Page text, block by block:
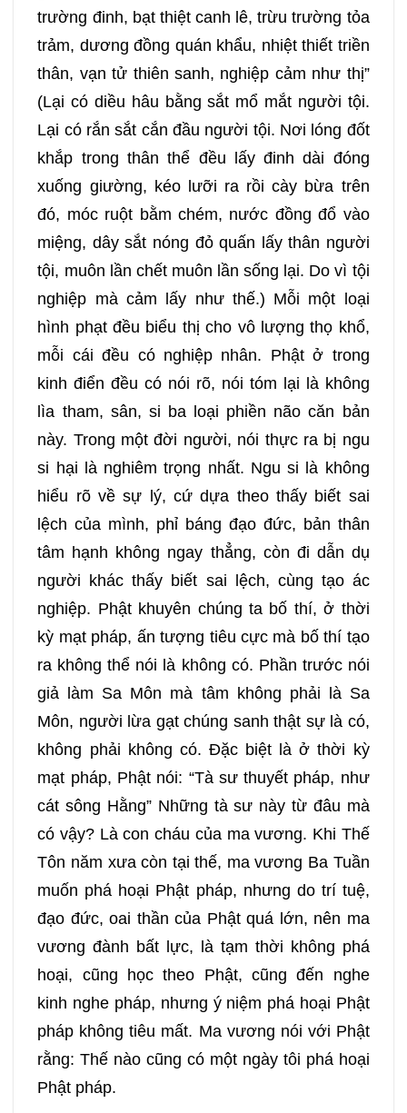
trường đinh, bạt thiệt canh lê, trừu trường tỏa
trảm, dương đồng quán khẩu, nhiệt thiết triền
thân, vạn tử thiên sanh, nghiệp cảm như thị”
(Lại có diều hâu bằng sắt mổ mắt người tội.
Lại có rắn sắt cắn đầu người tội. Nơi lóng đốt
khắp trong thân thể đều lấy đinh dài đóng
xuống giường, kéo lưỡi ra rồi cày bừa trên
đó, móc ruột bằm chém, nước đồng đổ vào
miệng, dây sắt nóng đỏ quấn lấy thân người
tội, muôn lần chết muôn lần sống lại. Do vì tội
nghiệp mà cảm lấy như thế.) Mỗi một loại
hình phạt đều biểu thị cho vô lượng thọ khổ,
mỗi cái đều có nghiệp nhân. Phật ở trong
kinh điển đều có nói rõ, nói tóm lại là không
lìa tham, sân, si ba loại phiền não căn bản
này. Trong một đời người, nói thực ra bị ngu
si hại là nghiêm trọng nhất. Ngu si là không
hiểu rõ về sự lý, cứ dựa theo thấy biết sai
lệch của mình, phỉ báng đạo đức, bản thân
tâm hạnh không ngay thẳng, còn đi dẫn dụ
người khác thấy biết sai lệch, cùng tạo ác
nghiệp. Phật khuyên chúng ta bố thí, ở thời
kỳ mạt pháp, ấn tượng tiêu cực mà bố thí tạo
ra không thể nói là không có. Phần trước nói
giả làm Sa Môn mà tâm không phải là Sa
Môn, người lừa gạt chúng sanh thật sự là có,
không phải không có. Đặc biệt là ở thời kỳ
mạt pháp, Phật nói: “Tà sư thuyết pháp, như
cát sông Hằng” Những tà sư này từ đâu mà
có vậy? Là con cháu của ma vương. Khi Thế
Tôn năm xưa còn tại thế, ma vương Ba Tuần
muốn phá hoại Phật pháp, nhưng do trí tuệ,
đạo đức, oai thần của Phật quá lớn, nên ma
vương đành bất lực, là tạm thời không phá
hoại, cũng học theo Phật, cũng đến nghe
kinh nghe pháp, nhưng ý niệm phá hoại Phật
pháp không tiêu mất. Ma vương nói với Phật
rằng: Thế nào cũng có một ngày tôi phá hoại
Phật pháp.